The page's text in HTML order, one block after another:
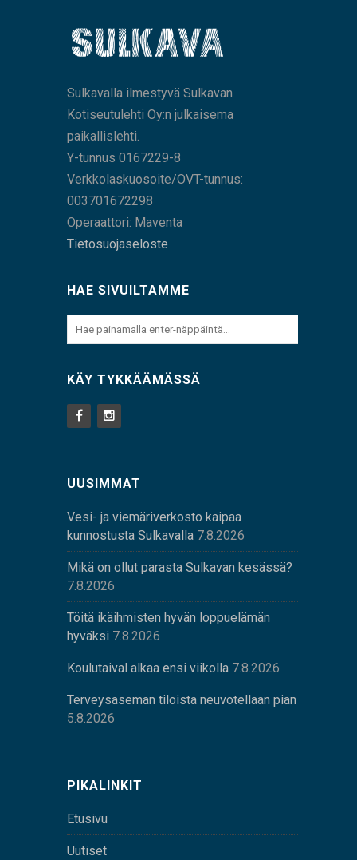
Sulkavalla ilmestyvä Sulkavan
Kotiseutulehti Oy:n julkaisema
paikallislehti.
Y-tunnus 0167229-8
Verkkolaskuosoite/OVT-tunnus:
003701672298
Operaattori: Maventa
Tietosuojaseloste
HAE SIVUILTAMME
KÄY TYKKÄÄMÄSSÄ
UUSIMMAT
Vesi- ja viemäriverkosto kaipaa
kunnostusta Sulkavalla 7.8.2026
Mikä on ollut parasta Sulkavan kesässä?
7.8.2026
Töitä ikäihmisten hyvän loppuelämän
hyväksi 7.8.2026
Koulutaival alkaa ensi viikolla 7.8.2026
Terveysaseman tiloista neuvotellaan pian
5.8.2026
PIKALINKIT
Etusivu
Uutiset